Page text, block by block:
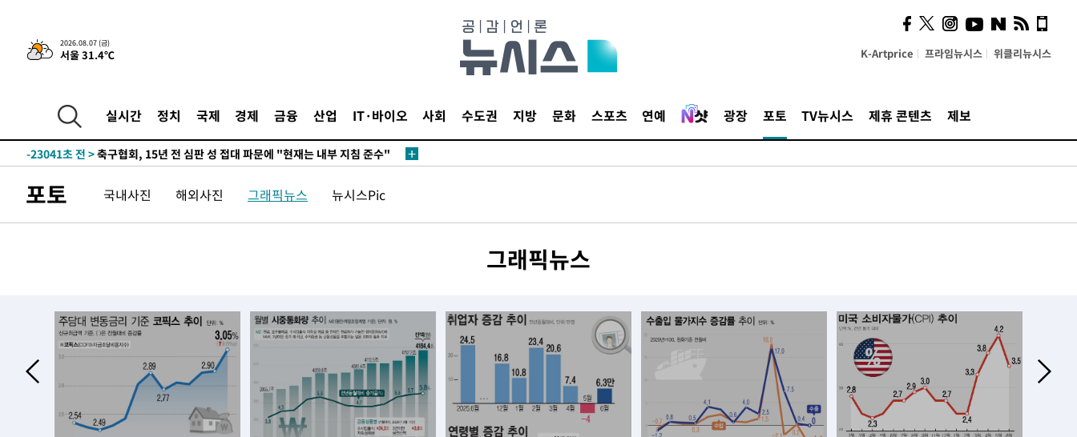
2026.08.07 (금)
서울 31.4℃ K-Artprice 프라임뉴시스 위클리뉴시스
실시간 정치 국제 경제 금융 산업 IT·바이오 사회 수도권 지방 문화 스포츠 연예 광장 포토 TV뉴시스 제휴 콘텐츠 제보
-24812초 전 >
'월드컵 탈락 후폭풍' 축구협회…11시간 걸린 초유의 압수수색(종
-24248초 전 >
-23041초 전 >축구협회, 15년 전 심판 성 접대 파문에 "현재는 내부 지침 준수"
-7322초 전 >
[속보]합참 "北 발사체는 단거리탄도미사일…감시·경계태세 강화"
-7070초 전 >日방위성, 北이 동해로 쏜 발사체는 탄도미사일 가능성
-4261초 전 >[속보]7~9일 프로야구 3연전도 폭염 취소…11일 재개
-3923초 전 >"韓 외환시장 개입 관측 배경엔 美의 대한국 무역적자 있어"
-3750초 전 >'월드컵 탈락 후폭풍' 축구협회…초유의 압수수색에 '충격·당황'
-3590초 전 >
서울 낮 37.9도, 올여름 최고치 경신…영등포 순간 '40도'
[속보]종합특검, 대검 추가 압수수색…내란 중요임무종사 혐의
12분 전 >[속보]코스닥, 800p 회복…0.26% 오른 801.67 마감
포토 국내사진 해외사진 그래픽뉴스 뉴시스Pic
그래픽뉴스